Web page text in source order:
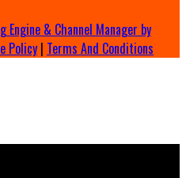
Engine & Channel Manager by
Policy | Terms And Conditions